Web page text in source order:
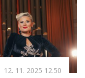
12. 11. 2025 12.50